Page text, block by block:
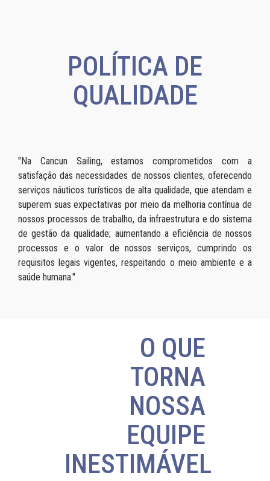
POLÍTICA DE
QUALIDADE
"Na Cancun Sailing, estamos comprometidos com a
satisfação das necessidades de nossos clientes, oferecendo
serviços náuticos turísticos de alta qualidade, que atendam e
superem suas expectativas por meio da melhoria contínua de
nossos processos de trabalho, da infraestrutura e do sistema
de gestão da qualidade; aumentando a eficiência de nossos
processos e o valor de nossos serviços, cumprindo os
requisitos legais vigentes, respeitando o meio ambiente e a
saúde humana."
O QUE
TORNA
NOSSA
EQUIPE
INESTIMÁVEL